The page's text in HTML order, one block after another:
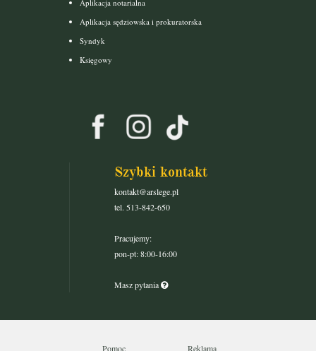
Aplikacja notarialna
Aplikacja sędziowska i prokuratorska
Syndyk
Księgowy
Szybki kontakt
kontakt@arslege.pl
tel. 513-842-650
Pracujemy:
pon-pt: 8:00-16:00
Masz pytania
Pomoc Reklama